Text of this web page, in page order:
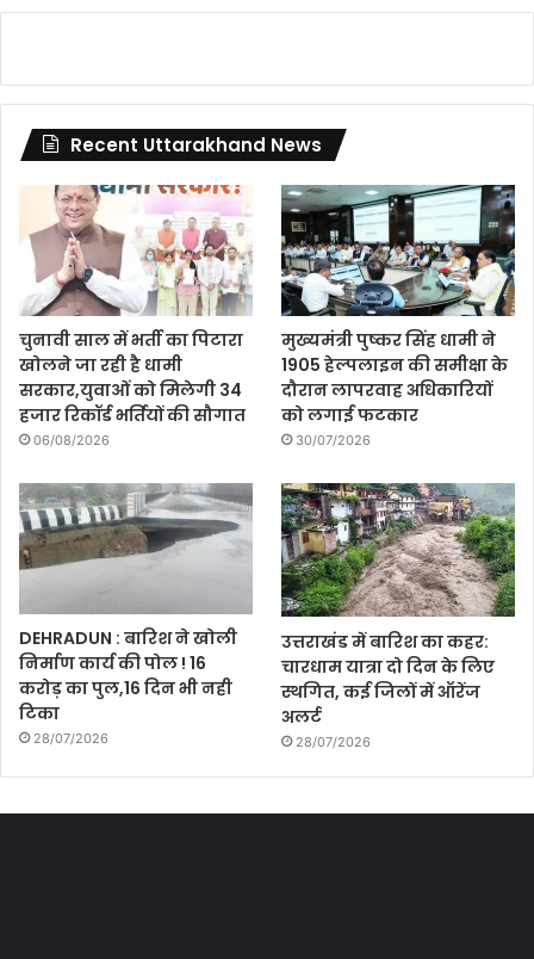
Recent Uttarakhand News
चुनावी साल में भर्ती का पिटारा
खोलने जा रही है धामी
सरकार,युवाओं को मिलेगी 34
हजार रिकॉर्ड भर्तियों की सौगात
06/08/2026
मुख्यमंत्री पुष्कर सिंह धामी ने
1905 हेल्पलाइन की समीक्षा के
दौरान लापरवाह अधिकारियों
को लगाई फटकार
30/07/2026
DEHRADUN : बारिश ने खोली
निर्माण कार्य की पोल ! 16
करोड़ का पुल,16 दिन भी नही
टिका
28/07/2026
उत्तराखंड में बारिश का कहर:
चारधाम यात्रा दो दिन के लिए
स्थगित, कई जिलों में ऑरेंज
अलर्ट
28/07/2026